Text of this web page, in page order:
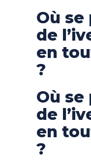
Où
de
en
?
Où
de
en
?